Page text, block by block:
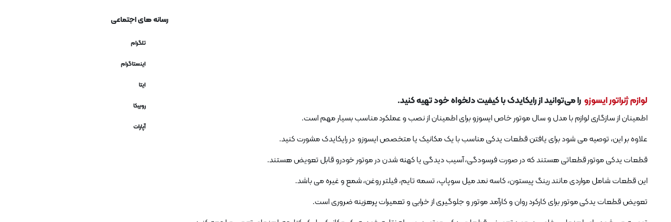
لوازم ژنراتور ایسوزو را می‌توانید از رایکایدک با کیفیت دلخواه خود تهیه کنید.
اطمینان از سازگاری لوازم با مدل و سال موتور خاص ایسوزو برای اطمینان از نصب و عملکرد مناسب بسیار مهم است.
علاوه بر این، توصیه می شود برای یافتن قطعات یدکی مناسب با یک مکانیک یا متخصص ایسوزو در رایکایدک مشورت کنید.
قطعات یدکی موتور قطعاتی هستند که در صورت فرسودگی، آسیب دیدگی یا کهنه شدن در موتور خودرو قابل تعویض هستند.
این قطعات شامل مواردی مانند رینگ پیستون، کاسه نمد میل سوپاپ، تسمه تایم، فیلتر روغن، شمع و غیره می باشد.
تعویض قطعات یدکی موتور برای کارکرد روان و کارآمد موتور و جلوگیری از خرابی و تعمیرات پرهزینه ضروری است.
رسانه های اجتماعی
تلگرام
اینستاگرام
ایتا
روبیکا
آپارات